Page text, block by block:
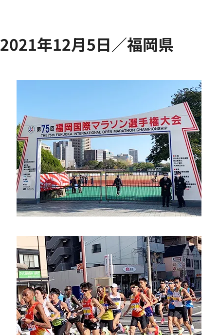
2021年12月5日／福岡県